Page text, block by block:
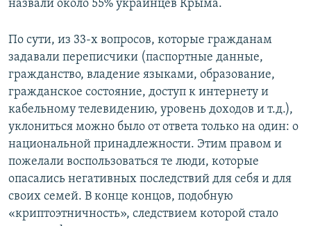
назвали около 55% украинцев Крыма.
По сути, из 33-х вопросов, которые гражданам
задавали переписчики (паспортные данные,
гражданство, владение языками, образование,
гражданское состояние, доступ к интернету и
кабельному телевидению, уровень доходов и т.д.),
уклониться можно было от ответа только на один: о
национальной принадлежности. Этим правом и
пожелали воспользоваться те люди, которые
опасались негативных последствий для себя и для
своих семей. В конце концов, подобную
«криптоэтничность», следствием которой стало